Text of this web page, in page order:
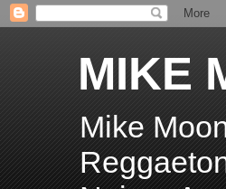
MIKE
Mike